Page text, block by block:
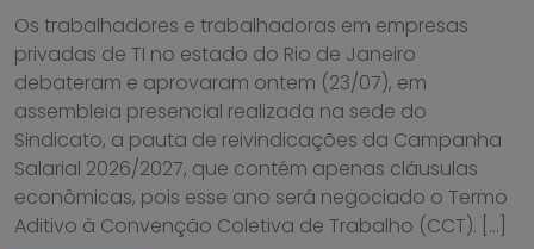
Os trabalhadores e trabalhadoras em empresas
privadas de TI no estado do Rio de Janeiro
debateram e aprovaram ontem (23/07), em
assembleia presencial realizada na sede do
Sindicato, a pauta de reivindicações da Campanha
Salarial 2026/2027, que contém apenas cláusulas
econômicas, pois esse ano será negociado o Termo
Aditivo à Convenção Coletiva de Trabalho (CCT). […]